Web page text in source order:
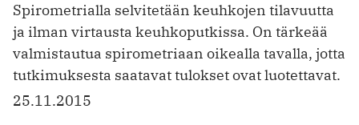
Spirometrialla selvitetään keuhkojen tilavuutta
ja ilman virtausta keuhkoputkissa. On tärkeää
valmistautua spirometriaan oikealla tavalla, jotta
tutkimuksesta saatavat tulokset ovat luotettavat.
25.11.2015